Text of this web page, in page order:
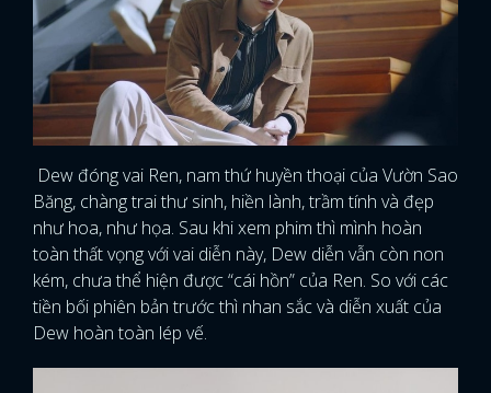
Dew đóng vai Ren, nam thứ huyền thoại của Vườn Sao
Băng, chàng trai thư sinh, hiền lành, trầm tính và đẹp
như hoa, như họa. Sau khi xem phim thì mình hoàn
toàn thất vọng với vai diễn này, Dew diễn vẫn còn non
kém, chưa thể hiện được “cái hồn” của Ren. So với các
tiền bối phiên bản trước thì nhan sắc và diễn xuất của
Dew hoàn toàn lép vế.